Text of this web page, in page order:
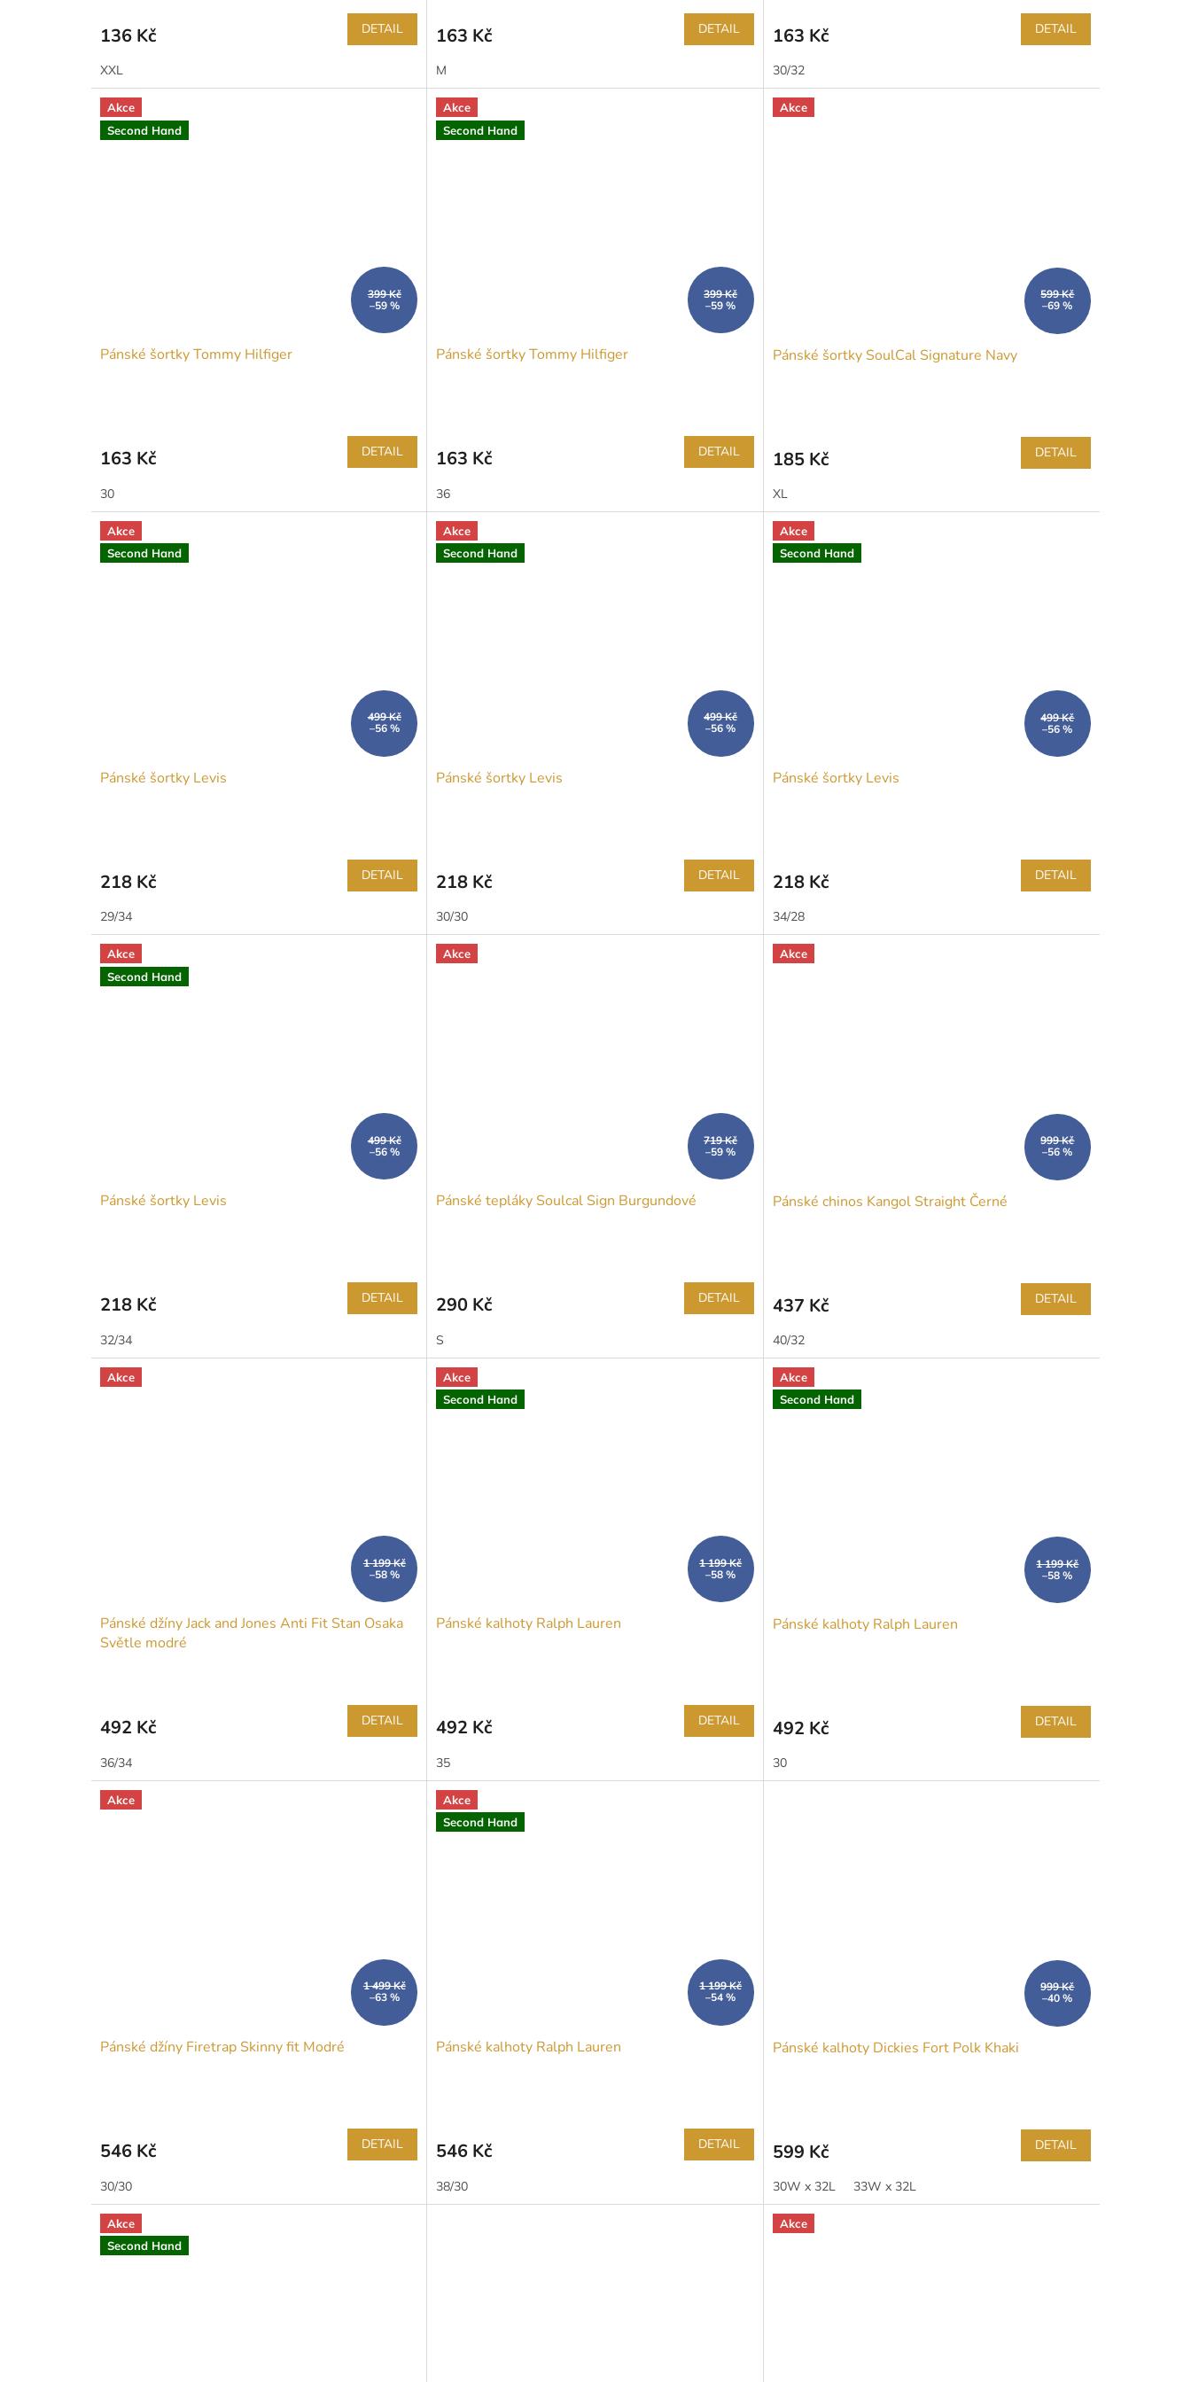
136 Kč DETAIL
XXL
163 Kč DETAIL
M
163 Kč DETAIL
30/32
Akce
Second Hand
399 Kč
–59 %
Pánské šortky Tommy Hilfiger
163 Kč DETAIL
30
Akce
Second Hand
399 Kč
–59 %
Pánské šortky Tommy Hilfiger
163 Kč DETAIL
36
Akce
599 Kč
–69 %
Pánské šortky SoulCal Signature Navy
185 Kč DETAIL
XL
Akce
Second Hand
499 Kč
–56 %
Pánské šortky Levis
218 Kč DETAIL
29/34
Akce
Second Hand
499 Kč
–56 %
Pánské šortky Levis
218 Kč DETAIL
30/30
Akce
Second Hand
499 Kč
–56 %
Pánské šortky Levis
218 Kč DETAIL
34/28
Akce
Second Hand
499 Kč
–56 %
Pánské šortky Levis
218 Kč DETAIL
32/34
Akce
719 Kč
–59 %
Pánské tepláky Soulcal Sign Burgundové
290 Kč DETAIL
S
Akce
999 Kč
–56 %
Pánské chinos Kangol Straight Černé
437 Kč DETAIL
40/32
Akce
1 199 Kč
–58 %
Pánské džíny Jack and Jones Anti Fit Stan Osaka
Světle modré
492 Kč DETAIL
36/34
Akce
Second Hand
1 199 Kč
–58 %
Pánské kalhoty Ralph Lauren
492 Kč DETAIL
35
Akce
Second Hand
1 199 Kč
–58 %
Pánské kalhoty Ralph Lauren
492 Kč DETAIL
30
Akce
1 499 Kč
–63 %
Pánské džíny Firetrap Skinny fit Modré
546 Kč DETAIL
30/30
Akce
Second Hand
1 199 Kč
–54 %
Pánské kalhoty Ralph Lauren
546 Kč DETAIL
38/30
999 Kč
–40 %
Pánské kalhoty Dickies Fort Polk Khaki
599 Kč DETAIL
30W x 32L 33W x 32L
Akce
Second Hand
Akce